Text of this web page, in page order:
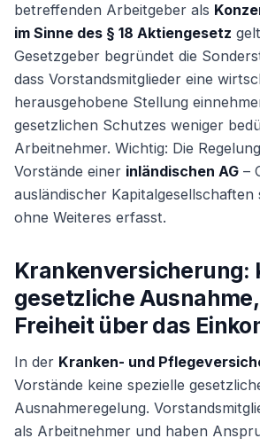
betreffenden Arbeitgeber als
im Sinne des § 18 Aktiengesetz
Gesetzgeber begründet die
dass Vorstandsmitglieder eine
herausgehobene Stellung
gesetzlichen Schutzes weniger
Arbeitnehmer. Wichtig: Die
Vorstände einer inländischen AG –
ausländischer Kapitalgesellschaften
ohne Weiteres erfasst.
Krankenversicherung:
gesetzliche
Freiheit über das
In der Kranken- und
Vorstände keine spezielle
Ausnahmeregelung.
als Arbeitnehmer und haben